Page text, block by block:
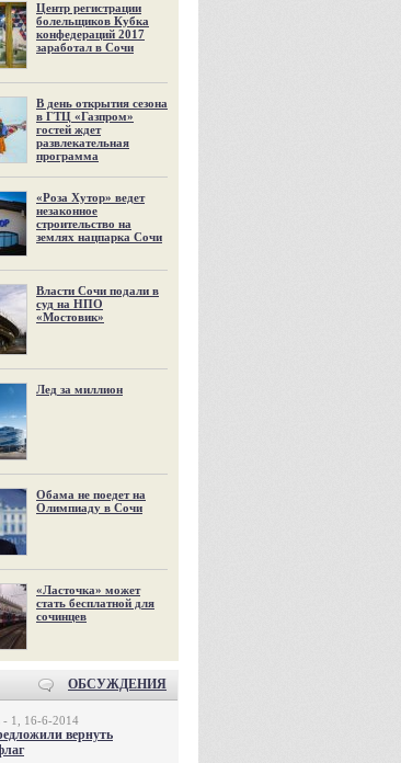
Центр регистрации
болельщиков Кубка
конфедераций 2017
заработал в Сочи
В день открытия сезона
в ГТЦ «Газпром»
гостей ждет
развлекательная
программа
«Роза Хутор» ведет
незаконное
строительство на
землях нацпарка Сочи
Власти Сочи подали в
суд на НПО
«Мостовик»
Лед за миллион
Обама не поедет на
Олимпиаду в Сочи
«Ласточка» может
стать бесплатной для
сочинцев
ОБСУЖДЕНИЯ
- 1, 16-6-2014
вернуть